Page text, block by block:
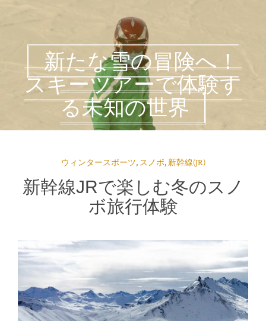
新たな雪の冒険へ！
スキーツアーで体験す
る未知の世界
ウィンタースポーツ, スノボ,新幹線(JR)
新幹線JRで楽しむ冬のスノ
ボ旅行体験